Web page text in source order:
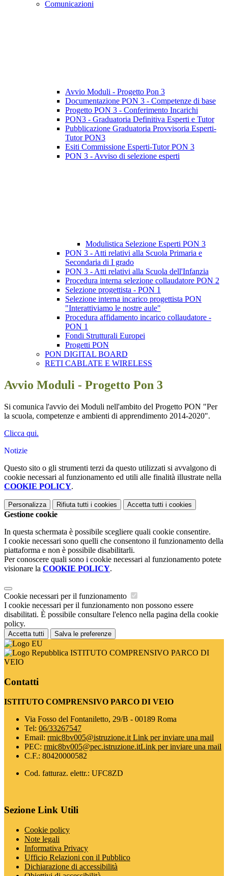
Comunicazioni
Avvio Moduli - Progetto Pon 3
Documentazione PON 3 - Competenze di base
Progetto PON 3 - Conferimento Incarichi
PON3 - Graduatoria Definitiva Esperti e Tutor
Pubblicazione Graduatoria Provvisoria Esperti-
Tutor PON3
Esiti Commissione Esperti-Tutor PON 3
PON 3 - Avviso di selezione esperti
Modulistica Selezione Esperti PON 3
PON 3 - Atti relativi alla Scuola Primaria e
Secondaria di I grado
PON 3 - Atti relativi alla Scuola dell'Infanzia
Procedura interna selezione collaudatore PON 2
Selezione progettista - PON 1
Selezione interna incarico progettista PON
"Interattiviamo le nostre aule"
Procedura affidamento incarico collaudatore -
PON 1
Fondi Strutturali Europei
Progetti PON
PON DIGITAL BOARD
RETI CABLATE E WIRELESS
Avvio Moduli - Progetto Pon 3
Si comunica l'avvio dei Moduli nell'ambito del Progetto PON "Per
la scuola, competenze e ambienti di apprendimento 2014-2020".
Clicca qui.
Notizie
Questo sito o gli strumenti terzi da questo utilizzati si avvalgono di
cookie necessari al funzionamento ed utili alle finalità illustrate nella
COOKIE POLICY.
Personalizza Rifiuta tutti i cookies Accetta tutti i cookies
Gestione cookie
In questa schermata è possibile scegliere quali cookie consentire.
I cookie necessari sono quelli che consentono il funzionamento della
piattaforma e non è possibile disabilitarli.
Per conoscere quali sono i cookie necessari al funzionamento potete
visionare la COOKIE POLICY.
Cookie necessari per il funzionamento
I cookie necessari per il funzionamento non possono essere
disabilitati. È possibile consultare l'elenco nella pagina della cookie
policy.
Accetta tutti Salva le preferenze
ISTITUTO COMPRENSIVO PARCO DI
VEIO
Contatti
ISTITUTO COMPRENSIVO PARCO DI VEIO
Via Fosso del Fontaniletto, 29/B - 00189 Roma
Tel: 06/33267547
Email: rmic8bv005@istruzione.it Link per inviare una mail
PEC: rmic8bv005@pec.istruzione.itLink per inviare una mail
C.F.: 80420000582
Cod. fatturaz. elettr.: UFC8ZD
Sezione Link Utili
Cookie policy
Note legali
Informativa Privacy
Ufficio Relazioni con il Pubblico
Dichiarazione di accessibilità